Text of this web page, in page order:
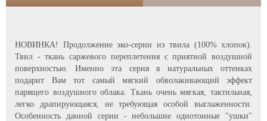
НОВИНКА! Продолжение эко-серии из твила (100% хлопок).
Твил - ткань саржевого переплетения с приятной воздушной
поверхностью. Именно эта серия в натуральных оттенках
подарит Вам тот самый мягкий обволакивающий эффект
парящего воздушного облака. Ткань очень мягкая, тактильная,
легко драпирующаяся, не требующая особой выглаженности.
Особенность данной серии - небольшие однотонные "ушки"